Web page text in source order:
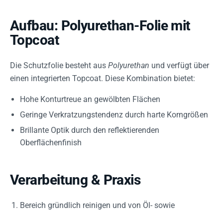
Aufbau: Polyurethan-Folie mit
Topcoat
Die Schutzfolie besteht aus Polyurethan und verfügt über
einen integrierten Topcoat. Diese Kombination bietet:
Hohe Konturtreue an gewölbten Flächen
Geringe Verkratzungstendenz durch harte Korngrößen
Brillante Optik durch den reflektierenden
Oberflächenfinish
Verarbeitung & Praxis
Bereich gründlich reinigen und von Öl- sowie